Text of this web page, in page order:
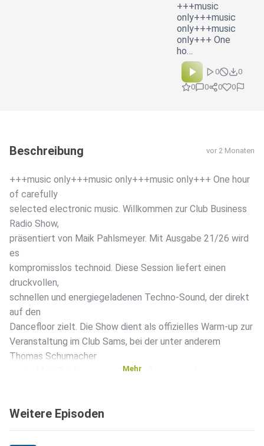
+++music
only+++music
only+++music
only+++ One
ho…
0
0
0
0 0 0
Beschreibung vor 2 Monaten
+++music only+++music only+++music only+++ One hour
of carefully
selected electronic music. Willkommen zur Club Business
Radio Show,
präsentiert von Maik Pahlsmeyer. Mit Ausgabe 21/26 wird
es
kompromisslos technoid. Diese Session liefert einen
druckvollen,
schnellen und energiegeladenen Techno-Sound, der direkt
auf den
Dancefloor zielt. Die Show dient als offizielles Warm-up zur
Veranstaltung im Club Sams, bei der unter anderem
Thomas Schumacher
sowie Maik Pahlsmeyer selbst auflegen werden.
mit
Mehr
Weitere Episoden